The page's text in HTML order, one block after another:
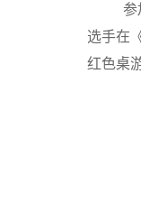
参
选手在
红色桌